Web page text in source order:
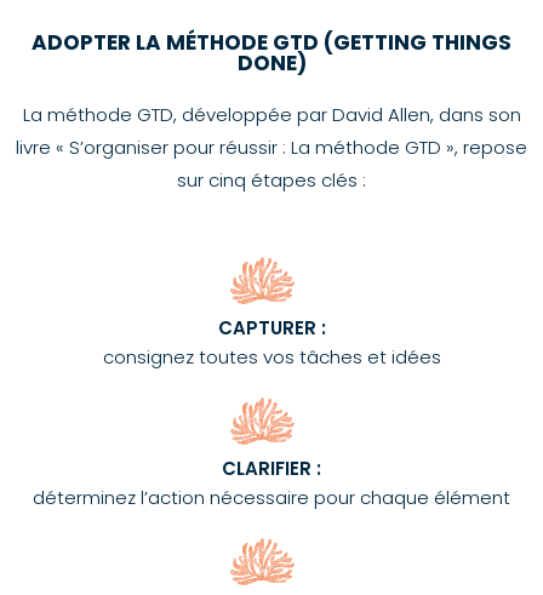
ADOPTER LA MÉTHODE GTD (GETTING THINGS
DONE)
La méthode GTD, développée par David Allen, dans son
livre « S’organiser pour réussir : La méthode GTD », repose
sur cinq étapes clés :
CAPTURER :
consignez toutes vos tâches et idées
CLARIFIER :
déterminez l’action nécessaire pour chaque élément